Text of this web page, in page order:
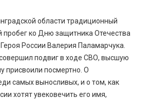
области традиционный
пробег ко Дню защитника Отечества
России Валерия Паламарчука.
подвиг в ходе СВО, высшую
присвоили посмертно. О
самых выносливых, и о том, как
хотят увековечить его имя,